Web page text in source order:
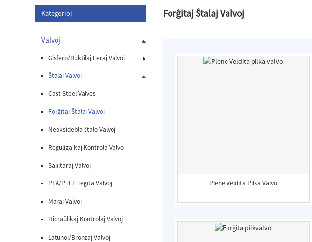
Kategorioj
Valvoj
Gisfero/Duktilaj Feraj Valvoj
Ŝtalaj Valvoj
Cast Steel Valves
Forĝitaj Ŝtalaj Valvoj
Neoksidebla ŝtalo Valvoj
Reguliga kaj Kontrola Valvo
Sanitaraj Valvoj
PFA/PTFE Tegita Valvoj
Maraj Valvoj
Hidraŭlikaj Kontrolaj Valvoj
Latunoj/Bronzaj Valvoj
Forĝitaj Ŝtalaj Valvoj
Plene Veldita Pilka Valvo